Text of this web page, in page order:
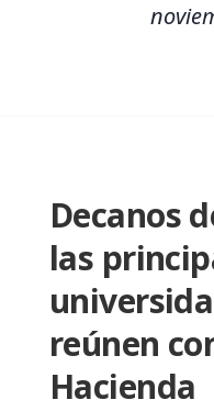
Decanos
las
reúnen
Hacienda